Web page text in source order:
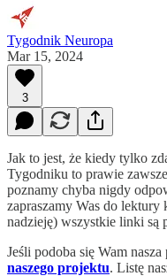
Tygodnik Neuropa
Mar 15, 2024
3
Jak to jest, że kiedy tylko
Tygodniku to prawie
poznamy chyba nigdy
zapraszamy Was do
nadzieję) wszystkie linki są
Jeśli podoba się Wam
naszego projektu. Listę